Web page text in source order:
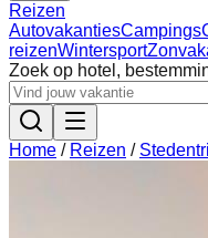
Reizen
AutovakantiesCampings
reizenWintersport
Zoek op hotel,
Home / Reizen /